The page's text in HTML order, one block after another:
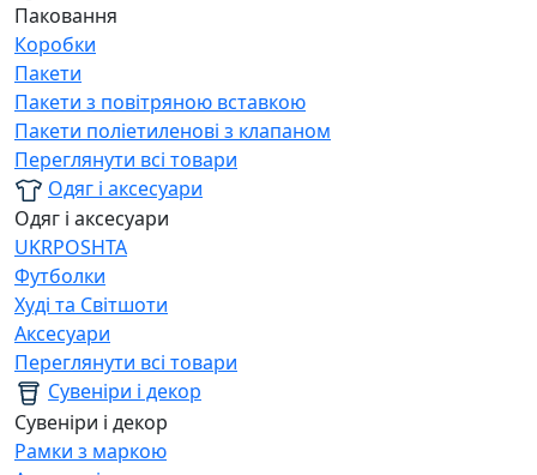
Паковання
Коробки
Пакети
Пакети з повітряною вставкою
Пакети поліетиленові з клапаном
Переглянути всі товари
Одяг і аксесуари
Одяг і аксесуари
UKRPOSHTA
Футболки
Худі та Світшоти
Аксесуари
Переглянути всі товари
Сувеніри і декор
Сувеніри і декор
Рамки з маркою